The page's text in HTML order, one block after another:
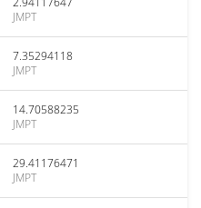
JMPT
7.35294118
JMPT
14.70588235
JMPT
29.41176471
JMPT